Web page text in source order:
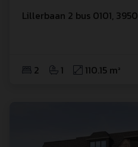
Lillerbaan 2 bus 0101, 3950
2 1 110.15 m²